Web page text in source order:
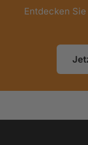
Entdecken